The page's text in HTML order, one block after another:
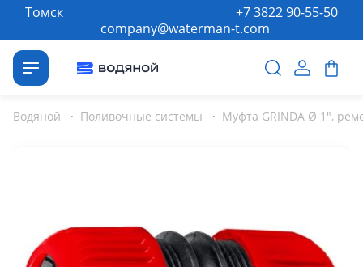
Томск
company@waterman-t.com
+7 3822 90-55-50
Водяной · Поливочные системы ·